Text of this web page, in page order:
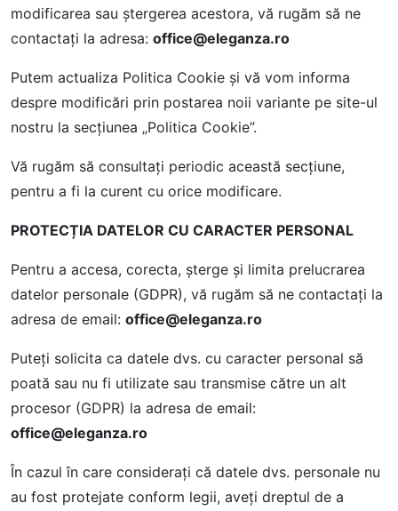
modificarea sau ștergerea acestora, vă rugăm să ne
contactați la adresa: office@eleganza.ro
Putem actualiza Politica Cookie și vă vom informa
despre modificări prin postarea noii variante pe site-ul
nostru la secțiunea „Politica Cookie”.
Vă rugăm să consultați periodic această secțiune,
pentru a fi la curent cu orice modificare.
PROTECȚIA DATELOR CU CARACTER PERSONAL
Pentru a accesa, corecta, șterge și limita prelucrarea
datelor personale (GDPR), vă rugăm să ne contactați la
adresa de email: office@eleganza.ro
Puteți solicita ca datele dvs. cu caracter personal să
poată sau nu fi utilizate sau transmise către un alt
procesor (GDPR) la adresa de email:
office@eleganza.ro
În cazul în care considerați că datele dvs. personale nu
au fost protejate conform legii, aveți dreptul de a